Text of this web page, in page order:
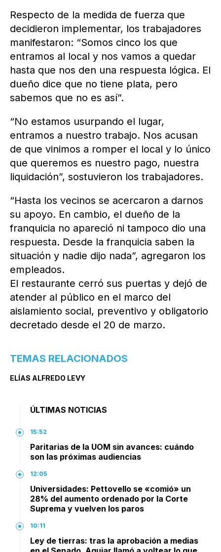
Respecto de la medida de fuerza que
decidieron implementar, los trabajadores
manifestaron: “Somos cinco los que
entramos al local y nos vamos a quedar
hasta que nos den una respuesta lógica. El
dueño dice que no tiene plata, pero
sabemos que no es así”.
“No estamos usurpando el lugar,
entramos a nuestro trabajo. Nos acusan
de que vinimos a romper el local y lo único
que queremos es nuestro pago, nuestra
liquidación”, sostuvieron los trabajadores.
“Hasta los vecinos se acercaron a darnos
su apoyo. En cambio, el dueño de la
franquicia no apareció ni tampoco dio una
respuesta. Desde la franquicia saben la
situación y nadie dijo nada”, agregaron los
empleados.
El restaurante cerró sus puertas y dejó de
atender al público en el marco del
aislamiento social, preventivo y obligatorio
decretado desde el 20 de marzo.
TEMAS RELACIONADOS
ELÍAS ALFREDO LEVY
ÚLTIMAS NOTICIAS
15:52
Paritarias de la UOM sin avances: cuándo
son las próximas audiencias
12:05
Universidades: Pettovello se «comió» un
28% del aumento ordenado por la Corte
Suprema y vuelven los paros
10:11
Ley de tierras: tras la aprobación a medias